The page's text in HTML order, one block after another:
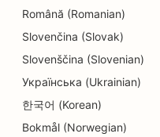
Română (Romanian)
Slovenčina (Slovak)
Slovenščina (Slovenian)
Українська (Ukrainian)
한국어 (Korean)
Bokmål (Norwegian)